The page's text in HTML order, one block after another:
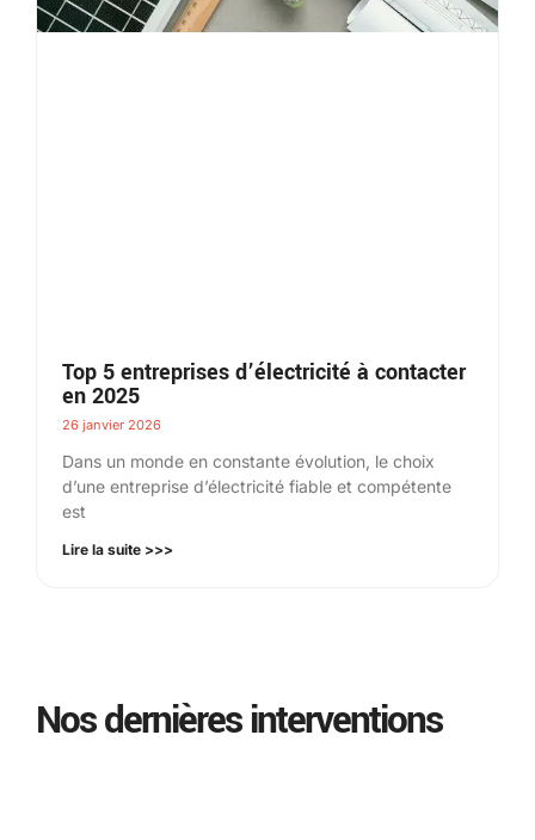
Top 5 entreprises d’électricité à contacter
en 2025
26 janvier 2026
Dans un monde en constante évolution, le choix
d’une entreprise d’électricité fiable et compétente
est
Lire la suite >>>
Nos dernières interventions